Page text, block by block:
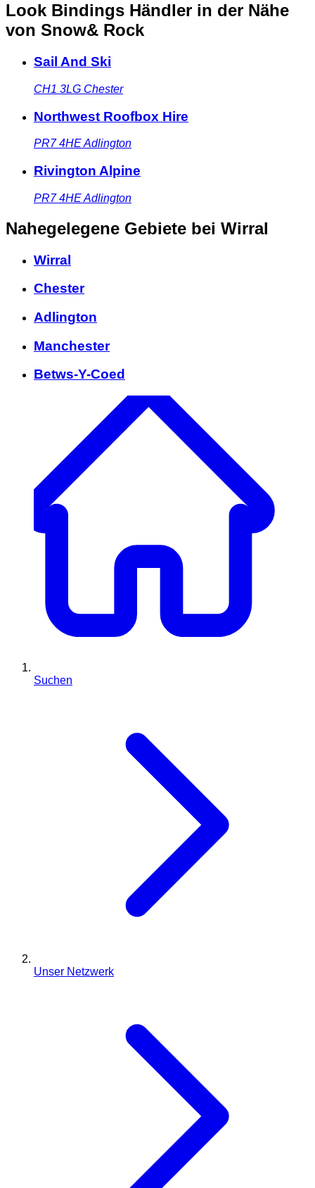
Look Bindings Händler in der Nähe
von Snow& Rock
Sail And Ski
CH1 3LG Chester
Northwest Roofbox Hire
PR7 4HEAdlington
Rivington Alpine
PR7 4HEAdlington
Nahegelegene Gebiete bei Wirral
Wirral
Chester
Adlington
Manchester
Betws-Y-Coed
Suchen
Unser Netzwerk